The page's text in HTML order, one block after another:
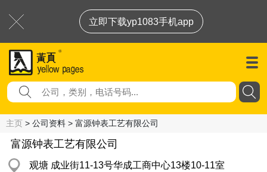
立即下载yp1083手机app
主页 > 公司资料 > 富源钟表工艺有限公司
富源钟表工艺有限公司
观塘 成业街11-13号华成工商中心13楼10-11室